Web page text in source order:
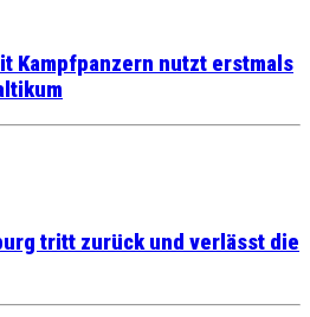
Kampfpanzern nutzt erstmals
tritt zurück und verlässt die